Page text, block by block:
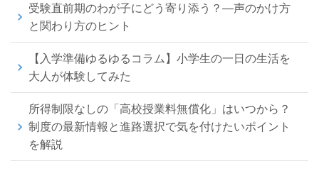
受験直前期のわが子にどう寄り添う？―声のかけ方
と関わり方のヒント
【入学準備ゆるゆるコラム】小学生の一日の生活を
大人が体験してみた
所得制限なしの「高校授業料無償化」はいつから？
制度の最新情報と進路選択で気を付けたいポイント
を解説